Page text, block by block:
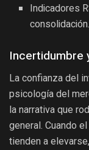
Indicadores
consolidación.
Incertidumbre
La confianza del
psicología del
la narrativa que
general. Cuando
tienden a